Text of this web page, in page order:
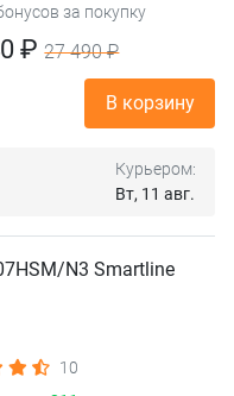
за покупку
₽27 490 ₽
В корзину
Курьером:
Вт, 11 авг.
N3 Smartline
10